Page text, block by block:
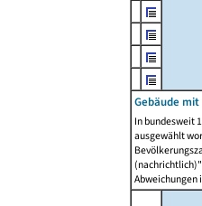
Gebäude
In bundesweit
ausgewählt
Abweichungen